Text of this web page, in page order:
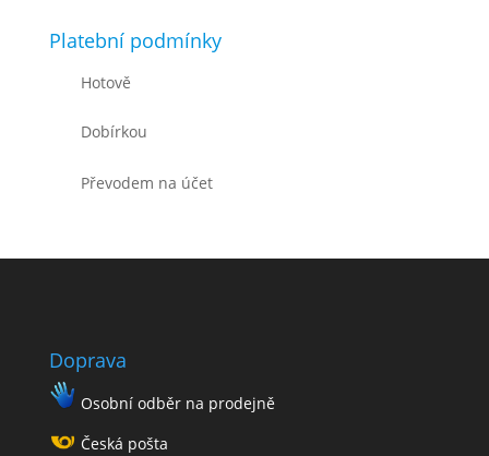
Platební podmínky
Hotově
Dobírkou
Převodem na účet
Doprava
Osobní odběr na prodejně
Česká pošta